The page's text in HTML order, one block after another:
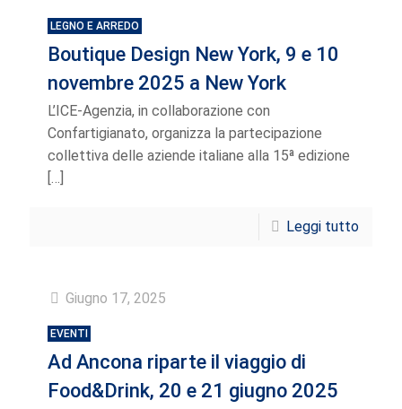
LEGNO E ARREDO
Boutique Design New York, 9 e 10
novembre 2025 a New York
L’ICE-Agenzia, in collaborazione con
Confartigianato, organizza la partecipazione
collettiva delle aziende italiane alla 15ª edizione
[…]
Leggi tutto
Giugno 17, 2025
EVENTI
Ad Ancona riparte il viaggio di
Food&Drink, 20 e 21 giugno 2025